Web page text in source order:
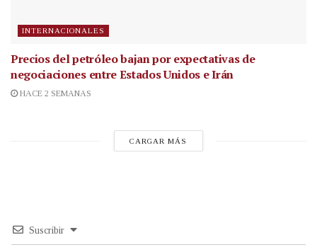
INTERNACIONALES
Precios del petróleo bajan por expectativas de
negociaciones entre Estados Unidos e Irán
HACE 2 SEMANAS
CARGAR MÁS
Suscribir